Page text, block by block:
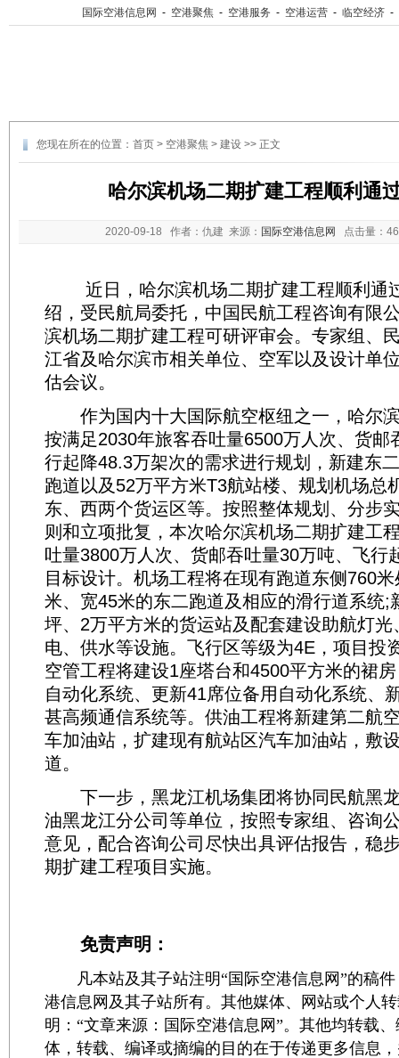
国际空港信息网 - 空港聚焦 - 空港服务 - 空港运营 - 临空经济 -
您现在所在的位置： 首页 > 空港聚焦 > 建设 >> 正文
哈尔滨机场二期扩建工程顺利通
2020-09-18 作者：仇建 来源： 国际空港信息网 点击量：
近日，哈尔滨机场二期扩建工程顺利通
绍，受民航局委托，中国民航工程咨询有限
滨机场二期扩建工程可研评审会。专家组、
江省及哈尔滨市相关单位、空军以及设计单
估会议。
作为国内十大国际航空枢纽之一，哈尔
按满足2030年旅客吞吐量6500万人次、货邮
行起降48.3万架次的需求进行规划，新建东
跑道以及52万平方米T3航站楼、规划机场总
东、西两个货运区等。按照整体规划、分步
则和立项批复，本次哈尔滨机场二期扩建工
吐量3800万人次、货邮吞吐量30万吨、飞行
目标设计。机场工程将在现有跑道东侧760
米、宽45米的东二跑道及相应的滑行道系统;
坪、2万平方米的货运站及配套建设助航灯光
电、供水等设施。飞行区等级为4E，项目投
空管工程将建设1座塔台和4500平方米的裙
自动化系统、更新41席位备用自动化系统、
甚高频通信系统等。供油工程将新建第二航
车加油站，扩建现有航站区汽车加油站，敷
道。
下一步，黑龙江机场集团将协同民航黑
油黑龙江分公司等单位，按照专家组、咨询
意见，配合咨询公司尽快出具评估报告，稳
期扩建工程项目实施。
免责声明：
凡本站及其子站注明“国际空港信息网”的稿件
港信息网及其子站所有。其他媒体、网站或个人
明：“文章来源：国际空港信息网”。其他均转载
体，转载、编译或摘编的目的在于传递更多信息